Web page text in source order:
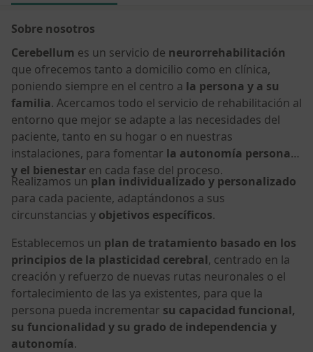
Sobre nosotros
Cerebellum es un servicio de neurorrehabilitación
que ofrecemos tanto a domicilio como en clínica,
poniendo siempre en el centro a la persona y a su
familia. Acercamos todo el servicio de rehabilitación al
entorno que mejor se adapte a las necesidades del
paciente, tanto en su hogar o en nuestras
instalaciones, para fomentar la autonomía personal
y el bienestar en cada fase del proceso.
Realizamos un plan individualizado y personalizado
para cada paciente, adaptándonos a sus
circunstancias y objetivos específicos.
Establecemos un plan de tratamiento basado en los
principios de la plasticidad cerebral, centrado en la
creación y refuerzo de nuevas rutas neuronales o el
fortalecimiento de las ya existentes, para que la
persona pueda incrementar su capacidad funcional,
su funcionalidad y su grado de independencia y
autonomía.